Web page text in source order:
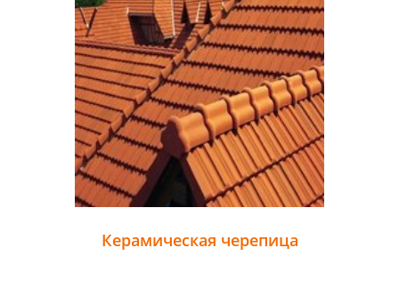
Керамическая черепица